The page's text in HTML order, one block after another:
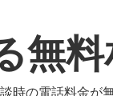
無
時の電話料金が